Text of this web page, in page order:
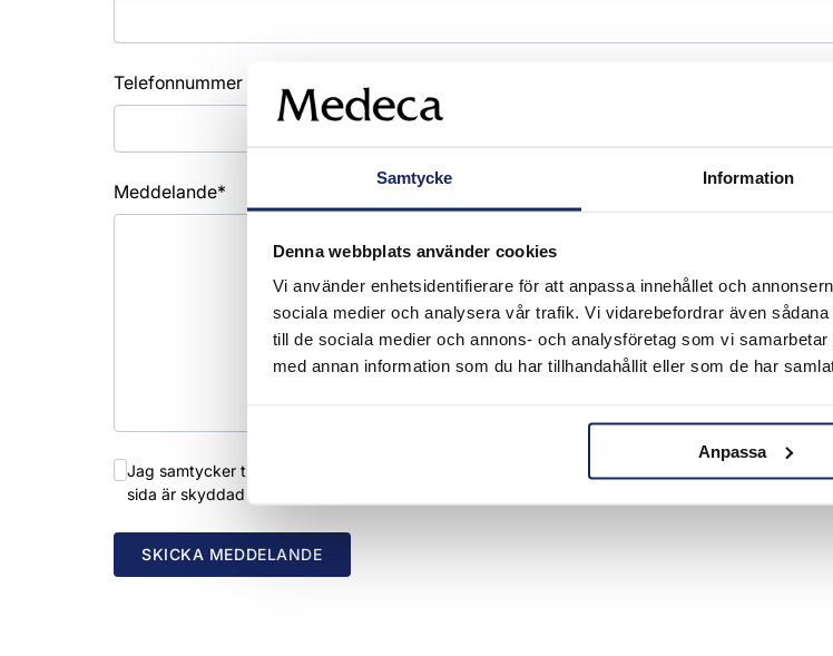
Samtycke Information
Denna webbplats använder cookies
Vi använder enhetsidentifierare för att anpassa innehållet och
sociala medier och analysera vår trafik. Vi vidarebefordrar även
till de sociala medier och annons- och analysföretag som vi
med annan information som du har tillhandahållit eller som de har
Anpassa
Telefonnummer
Meddelande*
Jag samtycker till behandlingen av mina personuppgifter i enlighet med Medeca Pharmas
sida är skyddad av reCAPTCHA, och